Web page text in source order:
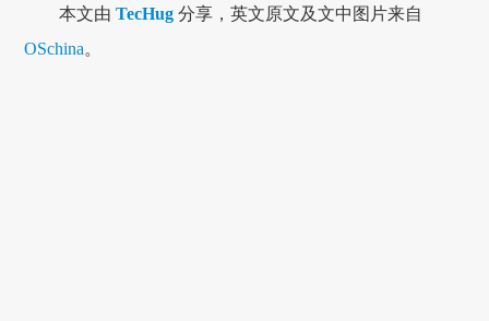
本文由TecHug 分享，英文原文及文中图片来自
OSchina。